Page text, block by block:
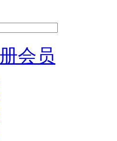
会员